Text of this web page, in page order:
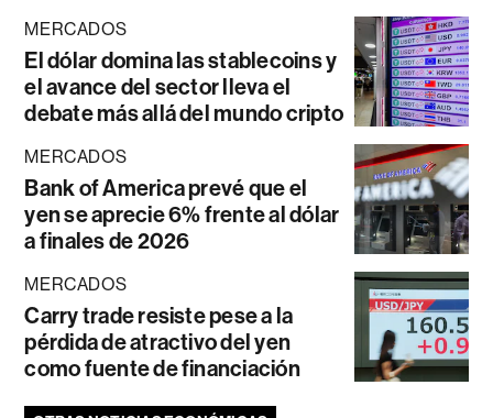
MERCADOS
El dólar domina las stablecoins y
el avance del sector lleva el
debate más allá del mundo cripto
MERCADOS
Bank of America prevé que el
yen se aprecie 6% frente al dólar
a finales de 2026
MERCADOS
Carry trade resiste pese a la
pérdida de atractivo del yen
como fuente de financiación